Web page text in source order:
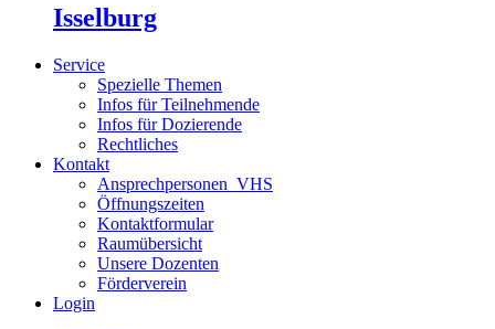
Isselburg
Service
Spezielle Themen
Infos für Teilnehmende
Infos für Dozierende
Rechtliches
Kontakt
Ansprechpersonen_VHS
Öffnungszeiten
Kontaktformular
Raumübersicht
Unsere Dozenten
Förderverein
Login